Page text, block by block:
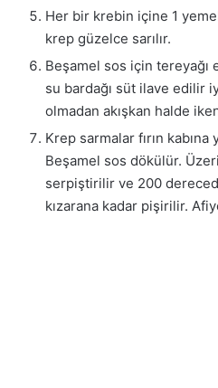
Her bir krebin içine 1
krep güzelce sarılır.
Beşamel sos için tereyağı
su bardağı süt ilave edilir
olmadan akışkan halde
Krep sarmalar fırın
Beşamel sos dökülür.
serpiştirilir ve 200
kızarana kadar pişirilir.